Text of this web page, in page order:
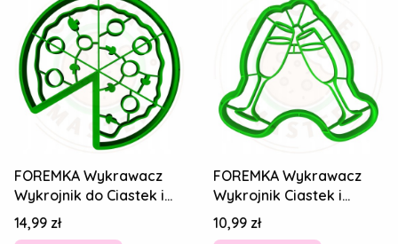
FOREMKA Wykrawacz
Wykrojnik do Ciastek i
Pierników SYLWESTER -
Pizza 8cm
Cena
14,99 zł
FOREMKA Wykrawacz
Wykrojnik Ciastek i
Pierników SYLWESTER
Szampan Kieliszki
Cena
10,99 zł